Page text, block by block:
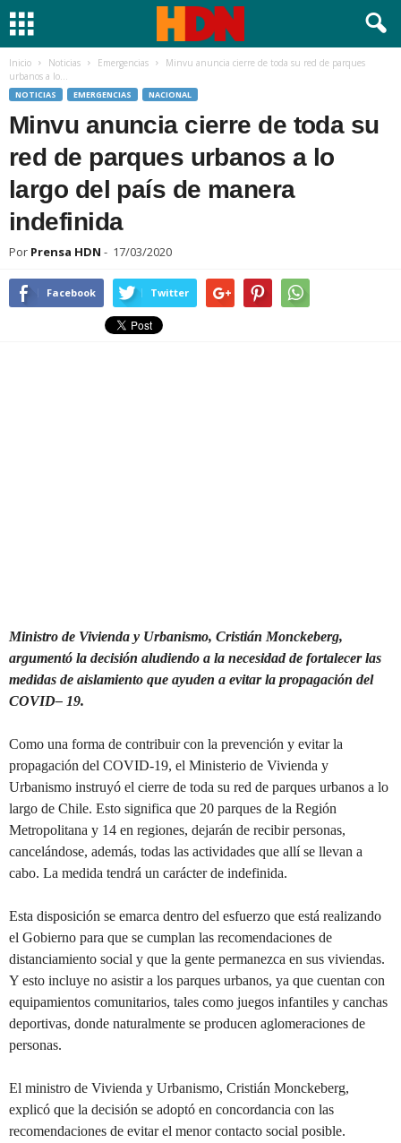
Inicio Noticias Emergencias
Minvu anuncia cierre de toda su red de parques
urbanos a lo...
NOTICIAS EMERGENCIAS NACIONAL
Minvu anuncia cierre de toda su
red de parques urbanos a lo
largo del país de manera
indefinida
Por Prensa HDN - 17/03/2020
Facebook Twitter
Ministro de Vivienda y Urbanismo, Cristián Monckeberg,
argumentó la decisión aludiendo a la necesidad de fortalecer las
medidas de aislamiento que ayuden a evitar la propagación del
COVID– 19.
Como una forma de contribuir con la prevención y evitar la
propagación del COVID-19, el Ministerio de Vivienda y
Urbanismo instruyó el cierre de toda su red de parques urbanos a lo
largo de Chile. Esto significa que 20 parques de la Región
Metropolitana y 14 en regiones, dejarán de recibir personas,
cancelándose, además, todas las actividades que allí se llevan a
cabo. La medida tendrá un carácter de indefinida.
Esta disposición se emarca dentro del esfuerzo que está realizando
el Gobierno para que se cumplan las recomendaciones de
distanciamiento social y que la gente permanezca en sus viviendas.
Y esto incluye no asistir a los parques urbanos, ya que cuentan con
equipamientos comunitarios, tales como juegos infantiles y canchas
deportivas, donde naturalmente se producen aglomeraciones de
personas.
El ministro de Vivienda y Urbanismo, Cristián Monckeberg,
explicó que la decisión se adoptó en concordancia con las
recomendaciones de evitar el menor contacto social posible.